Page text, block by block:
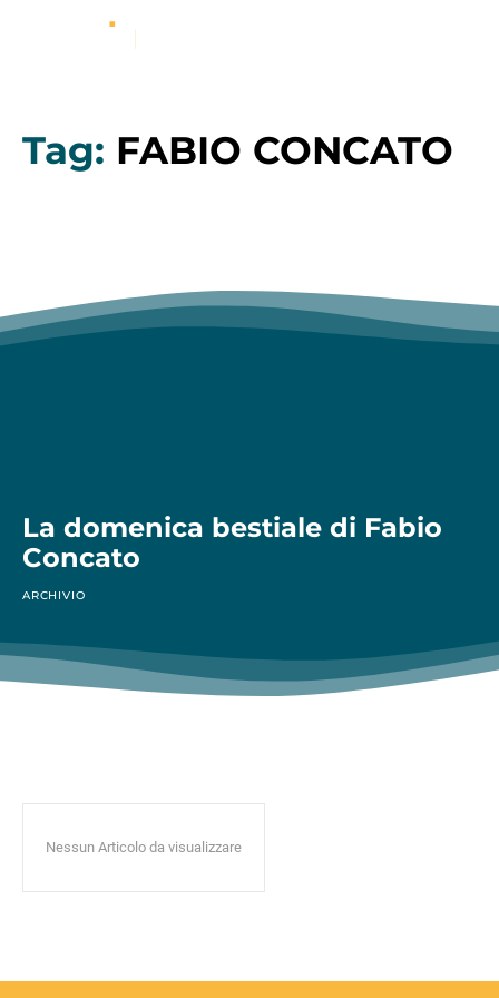
Tag: FABIO CONCATO
La domenica bestiale di Fabio
Concato
ARCHIVIO
Nessun Articolo da visualizzare